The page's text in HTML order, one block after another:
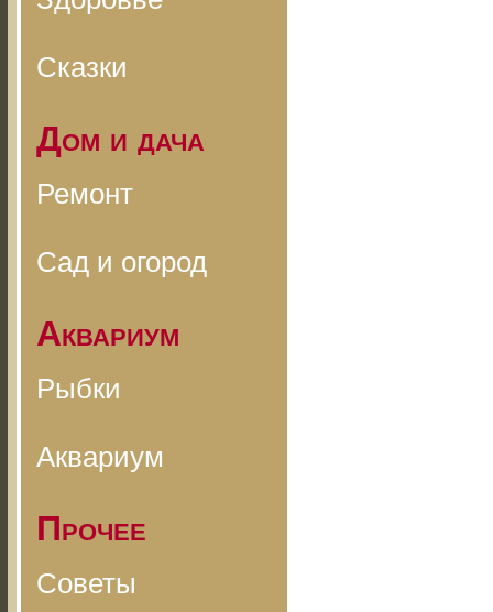
Сказки
Дом и дача
Ремонт
Сад и огород
Аквариум
Рыбки
Аквариум
Прочее
Советы